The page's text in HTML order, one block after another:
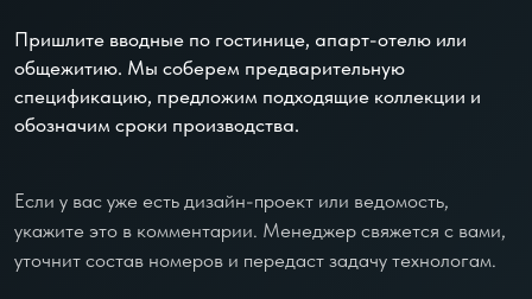
Пришлите вводные по гостинице, апарт-отелю или
общежитию. Мы соберем предварительную
спецификацию, предложим подходящие коллекции и
обозначим сроки производства.
Если у вас уже есть дизайн-проект или ведомость,
укажите это в комментарии. Менеджер свяжется с вами,
уточнит состав номеров и передаст задачу технологам.